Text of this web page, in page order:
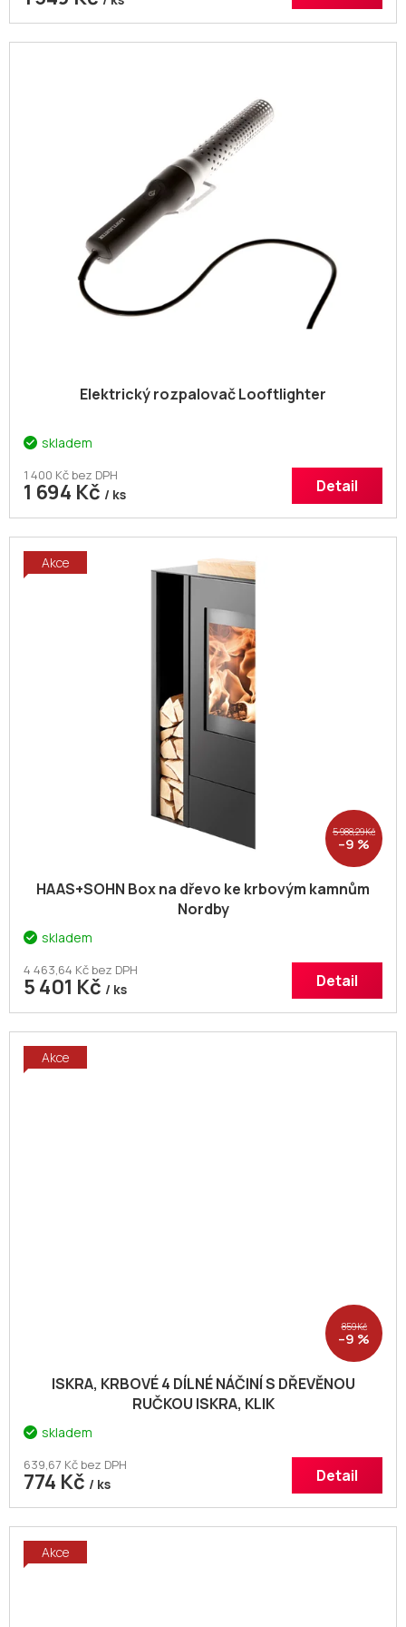
Elektrický rozpalovač Looftlighter
skladem
1 400 Kč bez DPH
1 694 Kč / ks Detail
Akce
5 988,29 Kč
–9 %
HAAS+SOHN Box na dřevo ke krbovým kamnům
Nordby
skladem
4 463,64 Kč bez DPH
5 401 Kč / ks Detail
Akce
859 Kč
–9 %
ISKRA, KRBOVÉ 4 DÍLNÉ NÁČINÍ S DŘEVĚNOU
RUČKOU ISKRA, KLIK
skladem
639,67 Kč bez DPH
774 Kč / ks Detail
Akce